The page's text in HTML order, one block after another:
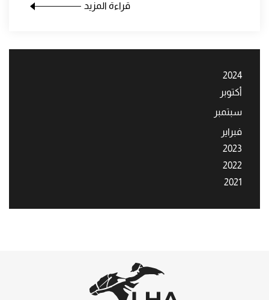
2024
أكتوبر
سبتمبر
فبراير
2023
2022
2021
قراءة المزيد